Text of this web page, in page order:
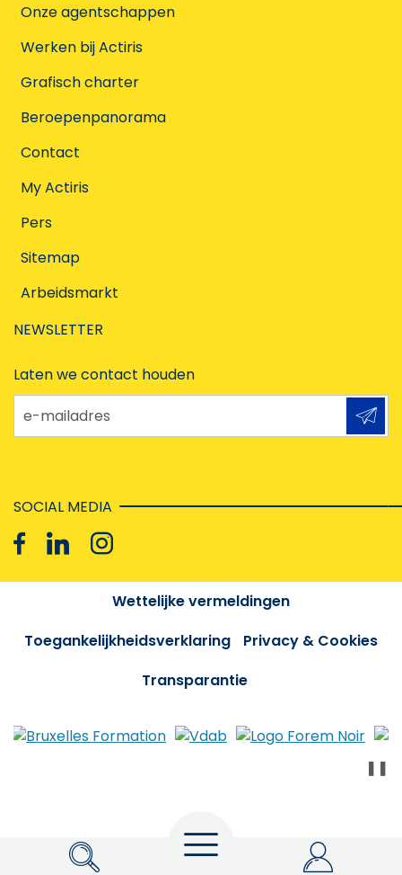
Onze agentschappen
Werken bij Actiris
Grafisch charter
Beroepenpanorama
Contact
My Actiris
Pers
Sitemap
Arbeidsmarkt
NEWSLETTER
Laten we contact houden
e-mailadres
SOCIAL MEDIA
Wettelijke vermeldingen
Toegankelijkheidsverklaring
Privacy & Cookies
Transparantie
❚❚